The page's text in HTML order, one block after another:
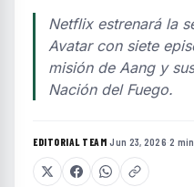
Netflix estrenará la
Avatar con siete
misión de Aang y
Nación del Fuego.
EDITORIAL TEAM·Jun 23, 2026·2